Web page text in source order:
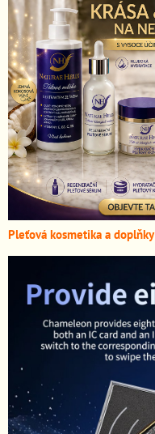
Pleťová kosmetika a